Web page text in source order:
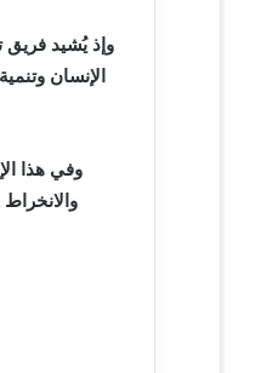
وإذ يُشيد فريق
الإنسان
وفي هذا